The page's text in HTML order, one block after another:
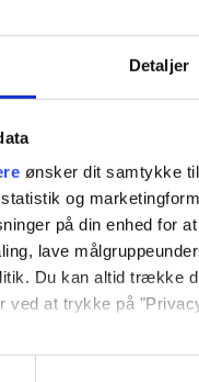
Detaljer
ønsker dit samtykke
og
på din enhed for
lave
Du kan altid trække
ved at trykke på
også gerne:
landsiden – en